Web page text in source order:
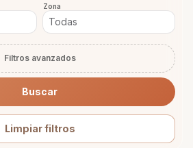
Zona
Filtros avanzados
Buscar
Limpiar filtros